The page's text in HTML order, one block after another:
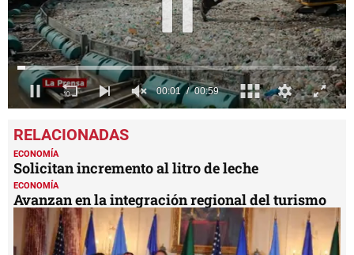
seconds
of
59
seconds
ECONOMÍA
Solicitan incremento al litro de leche
ECONOMÍA
Avanzan en la integración regional del turismo